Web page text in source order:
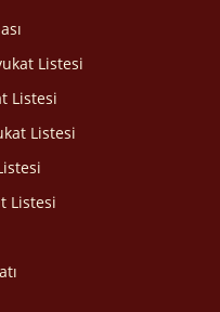
Listesi
Listesi
Listesi
Listesi